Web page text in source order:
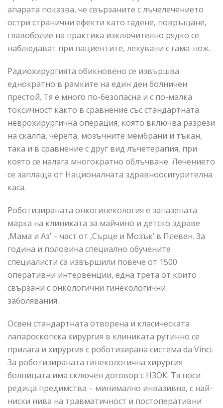
апарата показва, че свързаните с лъчелечението
остри странични ефекти като гадене, повръщане,
главоболие на практика изключително рядко се
наблюдават при пациентите, лекувани с гама-нож.
Радиохирургията обикновено се извършва
еднократно в рамките на един ден болничен
престой. Тя е много по-безопасна и с по-малка
токсичност както в сравнение със стандартната
неврохирургична операция, която включва разрези
на скалпа, черепа, мозъчните мембрани и тъкан,
така и в сравнение с друг вид лъчетерапия, при
която се налага многократно облъчване. Лечението
се заплаща от Националната здравноосигурителна
каса.
Роботизираната онкогинекология е запазената
марка на клиниката за майчино и детско здраве
,Мама и Аз’ – част от ,Сърце и Мозък’ в Плевен. За
година и половина специално обучените
специалисти са извършили повече от 1500
оперативни интервенции, една трета от които
свързани с онкологични гинекологични
заболявания.
Освен стандартната отворена и класическата
лапароскопска хирургия в клиниката рутинно се
прилага и хирургия с роботизирана система da Vinci.
За роботизираната гинекологична хирургия
болницата има сключен договор с НЗОК. Тя носи
редица предимства – минимално инвазивна, с най-
ниски нива на травматичност и постоперативни